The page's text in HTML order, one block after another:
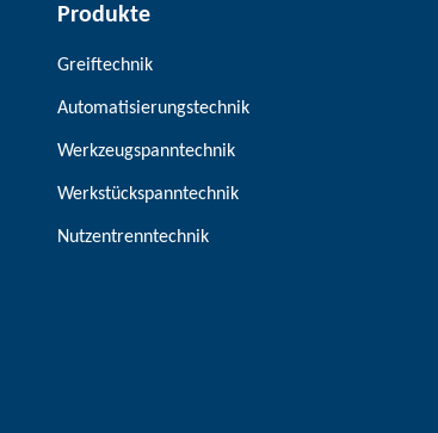
Produkte
Greiftechnik
Automatisierungstechnik
Werkzeugspanntechnik
Werkstückspanntechnik
Nutzentrenntechnik